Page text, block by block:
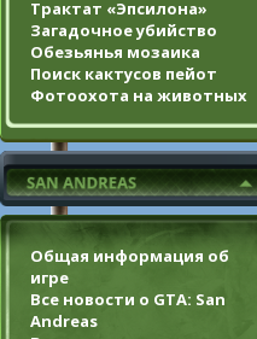
Трактат «Эпсилона»
Загадочное убийство
Обезьянья мозаика
Поиск кактусов пейот
Фотоохота на животных
Общая информация об
игре
Все новости о GTA: San
Andreas